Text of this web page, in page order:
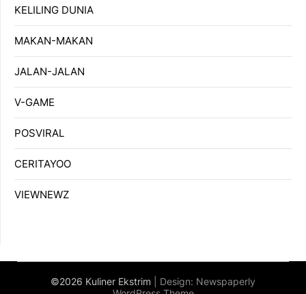
KELILING DUNIA
MAKAN-MAKAN
JALAN-JALAN
V-GAME
POSVIRAL
CERITAYOO
VIEWNEWZ
©2026 Kuliner Ekstrim | Design: Newspaperly